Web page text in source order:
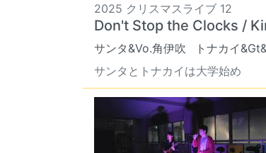
2025 クリスマスライブ 12
Don't Stop the Clocks /
サンタ&Vo.角伊吹
トナカイ
サンタとトナカイは大学始め